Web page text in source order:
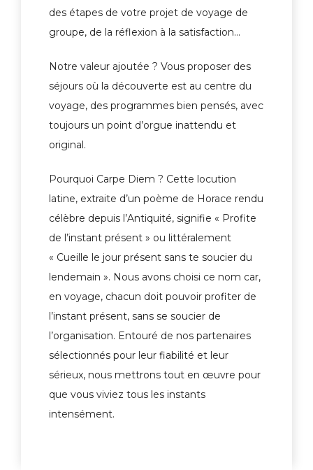
des étapes de votre projet de voyage de
groupe, de la réflexion à la satisfaction…
Notre valeur ajoutée ? Vous proposer des
séjours où la découverte est au centre du
voyage, des programmes bien pensés, avec
toujours un point d’orgue inattendu et
original.
Pourquoi Carpe Diem ? Cette locution
latine, extraite d’un poème de Horace rendu
célèbre depuis l’Antiquité, signifie « Profite
de l’instant présent » ou littéralement
« Cueille le jour présent sans te soucier du
lendemain ». Nous avons choisi ce nom car,
en voyage, chacun doit pouvoir profiter de
l’instant présent, sans se soucier de
l’organisation. Entouré de nos partenaires
sélectionnés pour leur fiabilité et leur
sérieux, nous mettrons tout en œuvre pour
que vous viviez tous les instants
intensément.